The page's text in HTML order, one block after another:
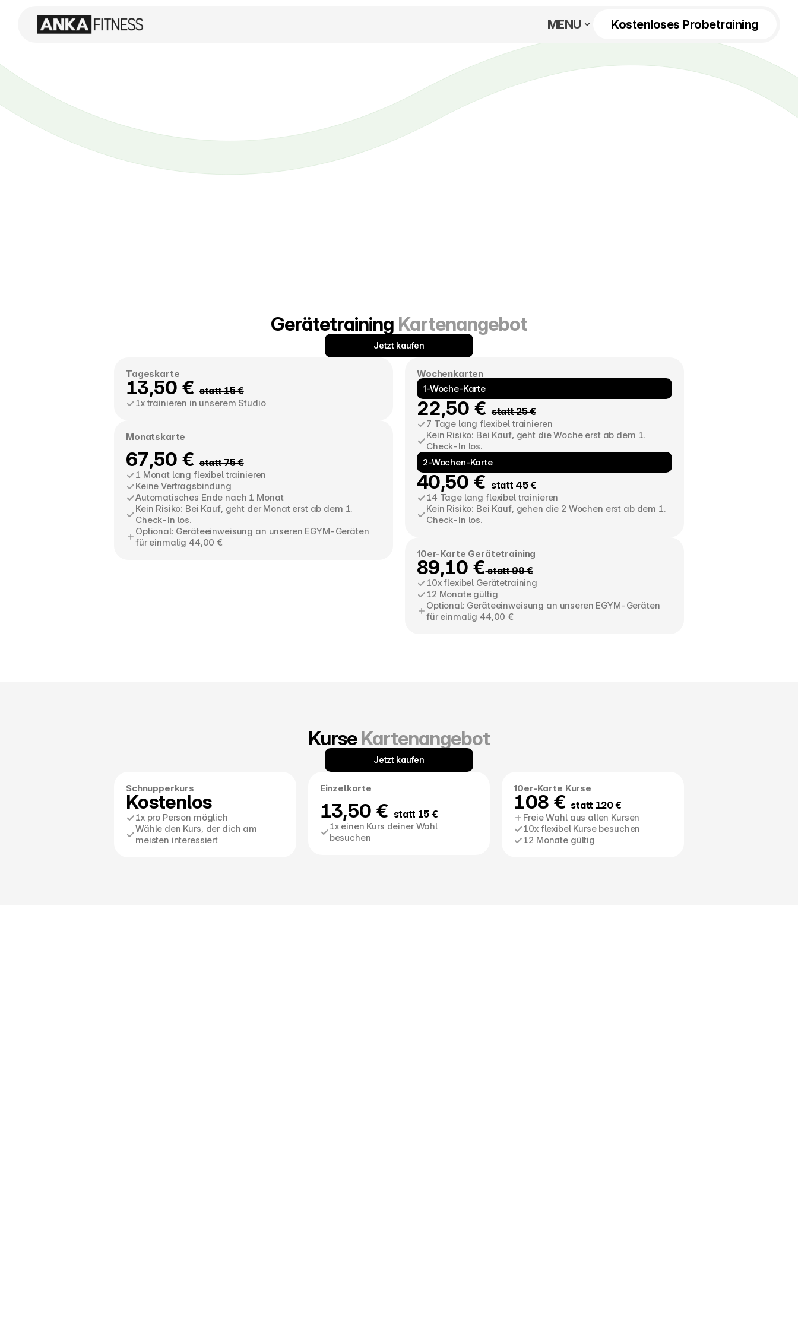
MENU Kostenloses Probetraining
Flexibel und ohne
Gerätetraining Kartenangebot
Jetzt kaufen
Tageskarte
13,50 € statt 15 €
1x trainieren in unserem Studio
Monatskarte
67,50 € statt 75 €
1 Monat lang flexibel trainieren
Keine Vertragsbindung
Automatisches Ende nach 1 Monat
Kein Risiko: Bei Kauf, geht der Monat erst ab dem 1.
Check-In los.
Optional: Geräteeinweisung an unseren EGYM-Geräten
für einmalig 44,00 €
Wochenkarten
1-Woche-Karte
22,50 € statt 25 €
7 Tage lang flexibel trainieren
Kein Risiko: Bei Kauf, geht die Woche erst ab dem 1.
Check-In los.
2-Wochen-Karte
40,50 € statt 45 €
14 Tage lang flexibel trainieren
Kein Risiko: Bei Kauf, gehen die 2 Wochen erst ab dem 1.
Check-In los.
10er-Karte Gerätetraining
89,10 € statt 99 €
10x flexibel Gerätetraining
12 Monate gültig
Optional: Geräteeinweisung an unseren EGYM-Geräten
für einmalig 44,00 €
Kurse Kartenangebot
Jetzt kaufen
Schnupperkurs
Kostenlos
1x pro Person möglich
Wähle den Kurs, der dich am
meisten interessiert
Einzelkarte
13,50 € statt 15 €
1x einen Kurs deiner Wahl
besuchen
10er-Karte Kurse
108 € statt 120 €
Freie Wahl aus allen Kursen
10x flexibel Kurse besuchen
12 Monate gültig